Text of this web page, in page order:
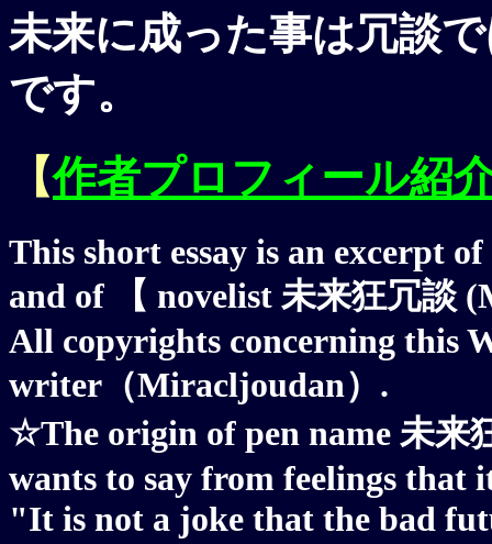
未来に成った事は冗談
です。
【作者プロフィール紹
This short essay is an excerpt
and of 【 novelist 未来狂冗談
All copyrights concerning this
writer（Miracljoudan）.
☆The origin of pen name 未来
wants to say from feelings that
"It is not a joke that the bad